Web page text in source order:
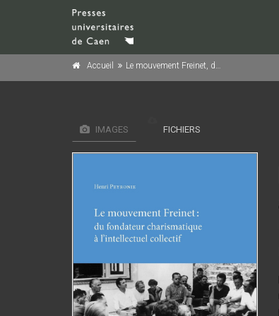
Accueil Le mouvement Freinet, du fondateur charismatique à l'intellectuel collectif
IMAGES FICHIERS